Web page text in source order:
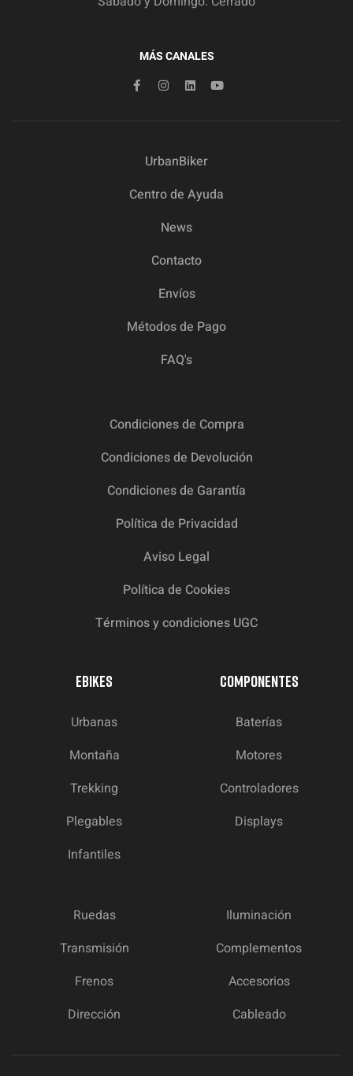
MÁS CANALES
UrbanBiker
Centro de Ayuda
News
Contacto
Envíos
Métodos de Pago
FAQ's
Condiciones de Compra
Condiciones de Devolución
Condiciones de Garantía
Política de Privacidad
Aviso Legal
Política de Cookies
Términos y condiciones UGC
EBIKES
Urbanas
Montaña
Trekking
Plegables
Infantiles
COMPONENTES
Baterías
Motores
Controladores
Displays
Ruedas
Transmisión
Frenos
Dirección
Iluminación
Complementos
Accesorios
Cableado